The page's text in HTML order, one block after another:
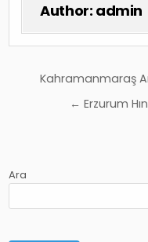
Author: admin
Yazı
gezinmesi
Kahramanmaraş
← Erzurum
Ara